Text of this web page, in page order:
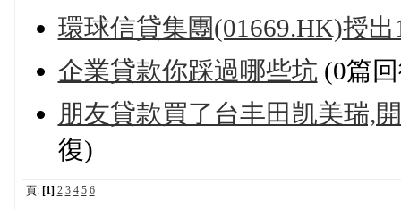
環球信貸集團(01669.HK)授
企業貸款你踩過哪些坑 (0篇
朋友貸款買了台丰田凯美瑞,
復)
頁: [1] 2 3 4 5 6